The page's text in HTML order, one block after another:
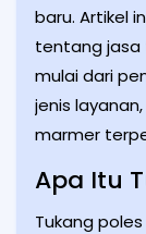
baru. Artikel
tentang jasa
mulai dari
jenis
marmer
Apa Itu
Tukang